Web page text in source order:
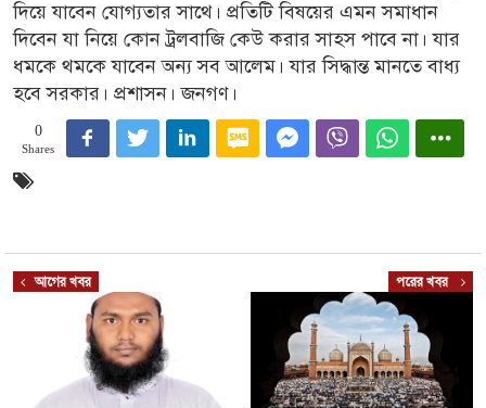
দিয়ে যাবেন যোগ্যতার সাথে। প্রতিটি বিষয়ের এমন সমাধান
দিবেন যা নিয়ে কোন ট্রলবাজি কেউ করার সাহস পাবে না। যার
ধমকে থমকে যাবেন অন্য সব আলেম। যার সিদ্ধান্ত মানতে বাধ্য
হবে সরকার। প্রশাসন। জনগণ।
0
Shares
আগের খবর পরের খবর